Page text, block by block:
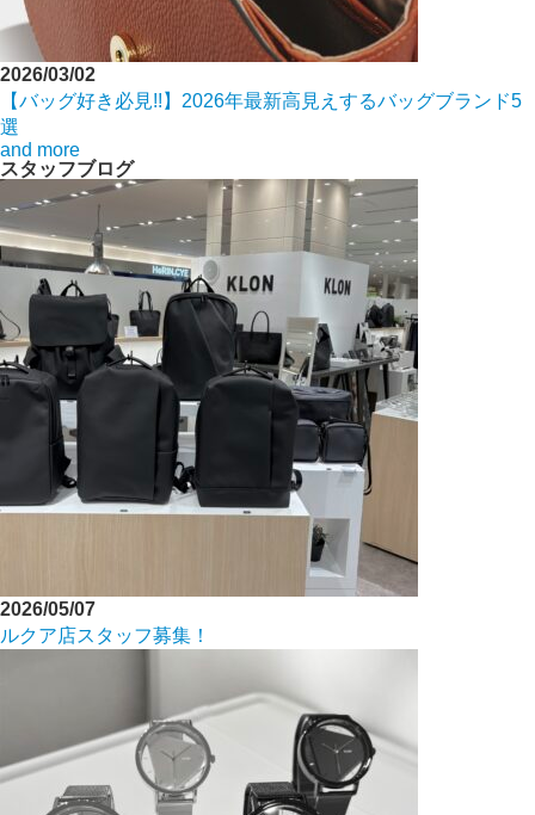
2026/03/02
【バッグ好き必見!!】2026年最新高見えするバッグブランド5
選
and more
スタッフブログ
2026/05/07
ルクア店スタッフ募集！